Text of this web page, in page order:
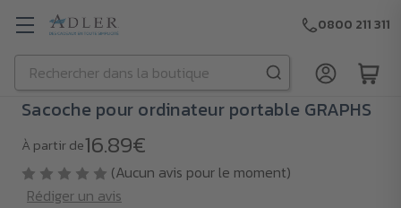
Passer au contenu principal
Rechercher
0800 211 311
Sacoche pour ordinateur portable GRAPHS
À partir de16.89€
(Aucun avis pour le moment)
Rédiger un avis